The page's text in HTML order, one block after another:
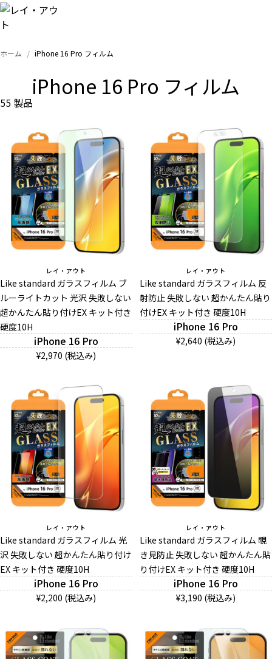
Xperia
Galaxy
AQUOS
Google
And More
スマホリング/ストラップ/他
デザインから探す
事業内容
会社概要
お知らせ
よくある質問
お問い合わせ（一般の皆様）
お問い合わせ（企業様）
ホーム iPhone 16 Pro フィルム
iPhone 16 Pro フィルム
55 製品
レイ・アウト
Like standard ガラスフィルム ブ
ルーライトカット 光沢 失敗しない
超かんたん貼り付けEX キット付き
硬度10H
iPhone 16 Pro
¥2,970 (税込み)
レイ・アウト
Like standard ガラスフィルム 反
射防止 失敗しない 超かんたん貼り
付けEX キット付き 硬度10H
iPhone 16 Pro
¥2,640 (税込み)
レイ・アウト
Like standard ガラスフィルム 光
沢 失敗しない 超かんたん貼り付け
EX キット付き 硬度10H
iPhone 16 Pro
¥2,200 (税込み)
レイ・アウト
Like standard ガラスフィルム 覗
き見防止 失敗しない 超かんたん貼
り付けEX キット付き 硬度10H
iPhone 16 Pro
¥3,190 (税込み)